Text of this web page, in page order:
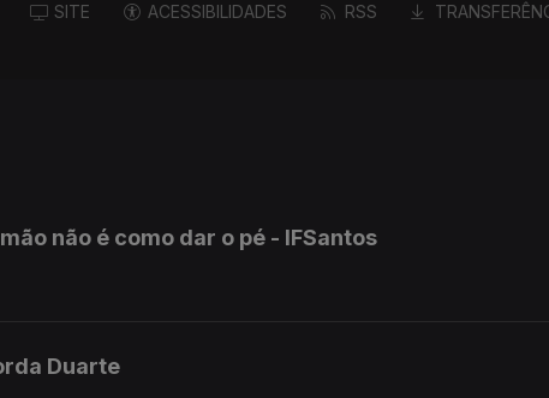
SITE ACESSIBILIDADES RSS
não é como dar o pé - IFSantos
Duarte